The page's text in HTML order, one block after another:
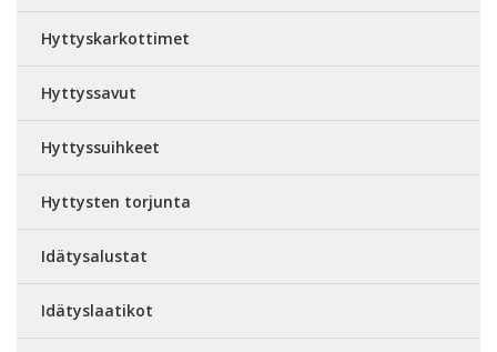
Hyttyskarkottimet
Hyttyssavut
Hyttyssuihkeet
Hyttysten torjunta
Idätysalustat
Idätyslaatikot